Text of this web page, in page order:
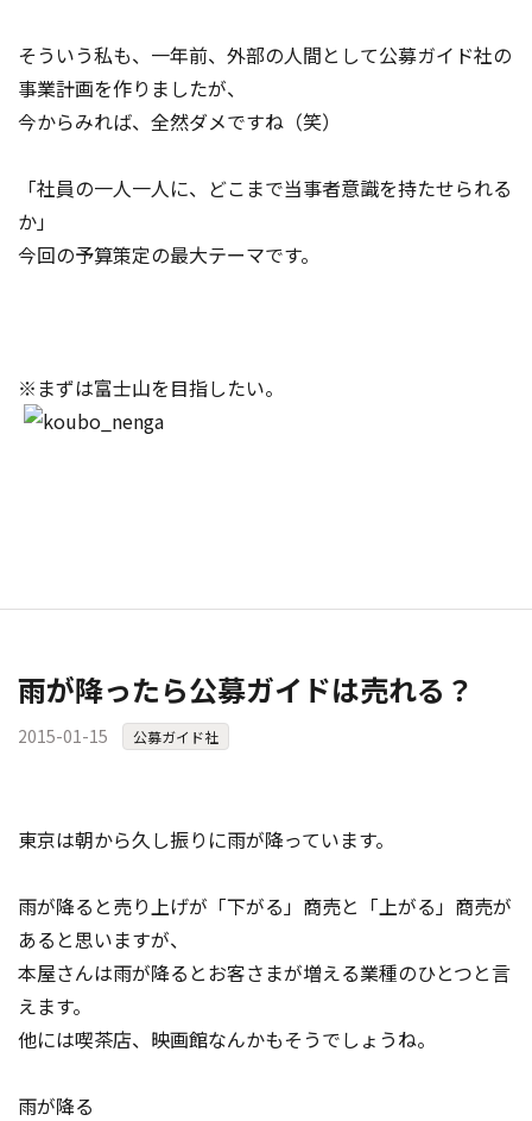
そういう私も、一年前、外部の人間として公募ガイド社の
事業計画を作りましたが、
今からみれば、全然ダメですね（笑）
「社員の一人一人に、どこまで当事者意識を持たせられる
か」
今回の予算策定の最大テーマです。
※まずは富士山を目指したい。
雨が降ったら公募ガイドは売れる？
2015-01-15 公募ガイド社
東京は朝から久し振りに雨が降っています。
雨が降ると売り上げが「下がる」商売と「上がる」商売が
あると思いますが、
本屋さんは雨が降るとお客さまが増える業種のひとつと言
えます。
他には喫茶店、映画館なんかもそうでしょうね。
雨が降る